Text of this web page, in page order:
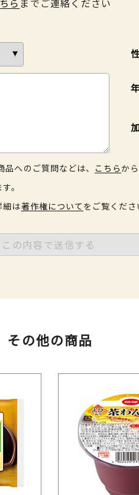
ら までご連絡ください
へのご質問などは、 こちらか
。
は著作権について をご覧くださ
この内容で送信する
その他の商品